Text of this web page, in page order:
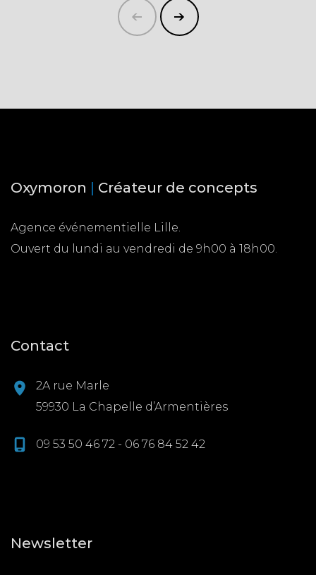
Oxymoron | Créateur de concepts
Agence événementielle Lille.
Ouvert du lundi au vendredi de 9h00 à 18h00.
Contact
2A rue Marle
59930 La Chapelle d’Armentières
09 53 50 46 72 - 06 76 84 52 42
Newsletter